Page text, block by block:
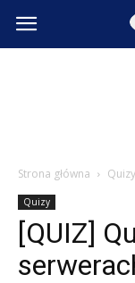
SpeedTest.pl
Strona główna Quizy
Quizy
[QUIZ]